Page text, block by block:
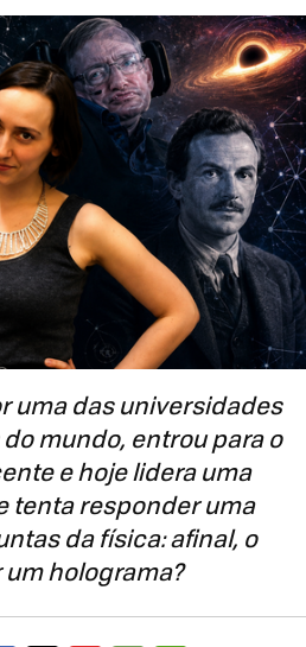
uma das universidades
mundo, entrou para o
e hoje lidera uma
tenta responder uma
da física: afinal, o
holograma?